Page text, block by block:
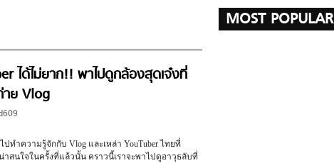
ได้ไม่ยาก!! พาไปดูกล้องสุดเจ๋งที่
าย Vlog
ปทำความรู้จักกับ Vlog และเหล่า YouTuber ไทยที่
าสนใจในครั้งที่แล้วนั้น คราวนี้เราจะพาไปดูอาวุธลับที่
MOST POPULAR